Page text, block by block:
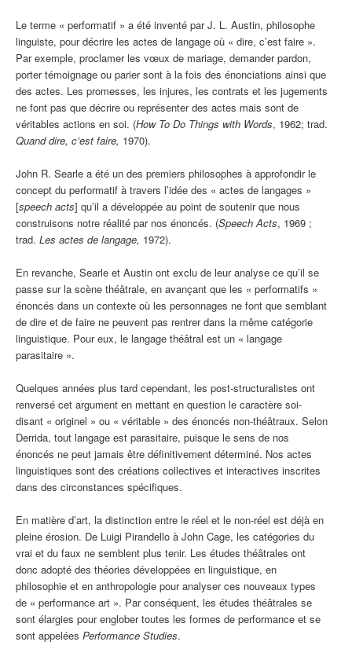
Le terme « performatif » a été inventé par J. L. Austin, philosophe
linguiste, pour décrire les actes de langage où « dire, c’est faire ».
Par exemple, proclamer les vœux de mariage, demander pardon,
porter témoignage ou parier sont à la fois des énonciations ainsi que
des actes. Les promesses, les injures, les contrats et les jugements
ne font pas que décrire ou représenter des actes mais sont de
véritables actions en soi. (How To Do Things with Words, 1962; trad.
Quand dire, c’est faire, 1970).
John R. Searle a été un des premiers philosophes à approfondir le
concept du performatif à travers l’idée des « actes de langages »
[speech acts] qu’il a développée au point de soutenir que nous
construisons notre réalité par nos énoncés. (Speech Acts, 1969 ;
trad. Les actes de langage, 1972).
En revanche, Searle et Austin ont exclu de leur analyse ce qu’il se
passe sur la scène théâtrale, en avançant que les « performatifs »
énoncés dans un contexte où les personnages ne font que semblant
de dire et de faire ne peuvent pas rentrer dans la même catégorie
linguistique. Pour eux, le langage théâtral est un « langage
parasitaire ».
Quelques années plus tard cependant, les post-structuralistes ont
renversé cet argument en mettant en question le caractère soi-
disant « originel » ou « véritable » des énoncés non-théâtraux. Selon
Derrida, tout langage est parasitaire, puisque le sens de nos
énoncés ne peut jamais être définitivement déterminé. Nos actes
linguistiques sont des créations collectives et interactives inscrites
dans des circonstances spécifiques.
En matière d’art, la distinction entre le réel et le non-réel est déjà en
pleine érosion. De Luigi Pirandello à John Cage, les catégories du
vrai et du faux ne semblent plus tenir. Les études théâtrales ont
donc adopté des théories développées en linguistique, en
philosophie et en anthropologie pour analyser ces nouveaux types
de « performance art ». Par conséquent, les études théâtrales se
sont élargies pour englober toutes les formes de performance et se
sont appelées Performance Studies.